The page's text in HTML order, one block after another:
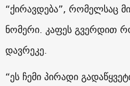
“ქირავდება”, რომელსაც
ნომერი. კაფეს გვერდით
დავრეკე.
“ეს ჩემი პირადი